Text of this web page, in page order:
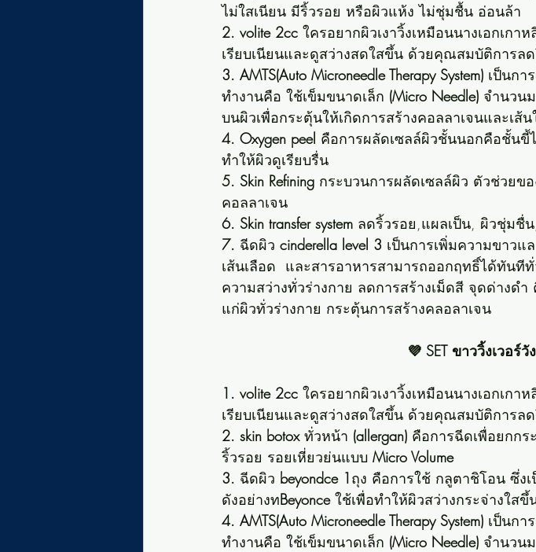
ไม่ใสเนียน มีริ้วรอย หรือผิวแห้ง ไม่ชุ่มชื้น อ่อนล้า
2. volite 2cc ใครอยากผิวเงาวิ้งเหมือนนางเอกเก
เรียบเนียนและดูสว่างสดใสขึ้น ด้วยคุณสมบัติการล
3. AMTS(Auto Microneedle Therapy System) เป็นกา
ทำงานคือ ใช้เข็มขนาดเล็ก (Micro Needle) จำนวน
บนผิวเพื่อกระตุ้นให้เกิดการสร้างคอลลาเจนและเส้
4. Oxygen peel คือการผลัดเซลล์ผิวชั้นนอกคือชั้นขี้
ทำให้ผิวดูเรียบรื่น
5. Skin Refining กระบวนการผลัดเซลล์ผิว ตัวช่วยข
คอลลาเจน
6. Skin transfer system ลดริ้วรอย,แผลเป็น, ผิวชุ่มชื่
7. ฉีดผิว cinderella level 3 เป็นการเพิ่มความขาวแ
เส้นเลือด  และสารอาหารสามารถออกฤทธิ์ได้ทันที
ความสว่างทั่วร่างกาย ลดการสร้างเม็ดสี จุดด่างด
แก่ผิวทั่วร่างกาย กระตุ้นการสร้างคลอลาเจน
💜 SET ขาววิ้งเวอร์
1. volite 2cc ใครอยากผิวเงาวิ้งเหมือนนางเอกเก
เรียบเนียนและดูสว่างสดใสขึ้น ด้วยคุณสมบัติการล
2. skin botox ทั่วหน้า (allergan) คือการฉีดเพื่อยกก
ริ้วรอย รอยเหี่ยวย่นแบบ Micro Volume
3. ฉีดผิว beyondce 1ถุง คือการใช้ กลูตาชิโอน ซึ่ง
ดังอย่างทBeyonce ใช้เพื่อทำให้ผิวสว่างกระจ่างใสขึ้
4. AMTS(Auto Microneedle Therapy System) เป็นกา
ทำงานคือ ใช้เข็มขนาดเล็ก (Micro Needle) จำนวน